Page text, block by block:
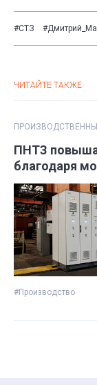
#СТЗ
ЧИТАЙТЕ ТАКЖЕ
ПНТЗ
благодаря
#Производство